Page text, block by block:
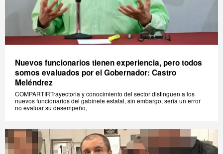
Nuevos funcionarios tienen experiencia, pero todos
somos evaluados por el Gobernador: Castro
Meléndrez
COMPARTIRTrayectoria y conocimiento del sector distinguen a los
nuevos funcionarios del gabinete estatal, sin embargo, sería un error
no evaluar su desempeño,